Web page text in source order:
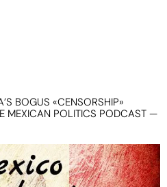
BOGUS «CENSORSHIP»
MEXICAN POLITICS PODCAST —